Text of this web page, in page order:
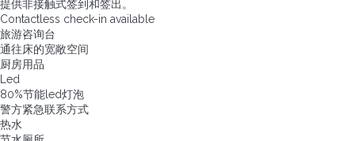
提供非接触式签到和签出。
Contactless check-in available
旅游咨询台
通往床的宽敞空间
厨房用品
Led
80%节能led灯泡
警方紧急联系方式
热水